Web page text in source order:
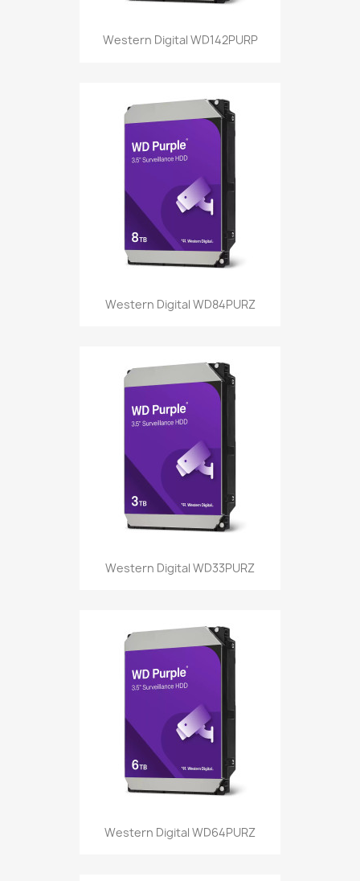
Western Digital WD142PURP
Western Digital WD84PURZ
Western Digital WD33PURZ
Western Digital WD64PURZ